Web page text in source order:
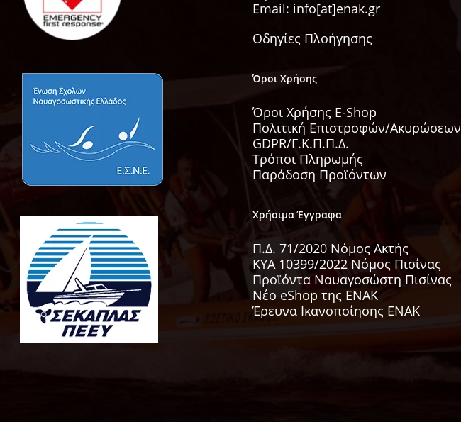
Email: info[at]enak.gr
Οδηγίες Πλοήγησης
Όροι Χρήσης
Όροι Χρήσης E-Shop
Πολιτική Επιστροφών/Ακυρώσεων
GDPR/Γ.Κ.Π.Π.Δ.
Τρόποι Πληρωμής
Παράδοση Προϊόντων
Χρήσιμα Έγγραφα
Π.Δ. 71/2020 Νόμος Ακτής
KYA 10399/2022 Νόμος Πισίνας
Προϊόντα Ναυαγοσώστη Πισίνας
Νέο eShop της ΕΝΑΚ
Έρευνα Ικανοποίησης ΕΝΑΚ